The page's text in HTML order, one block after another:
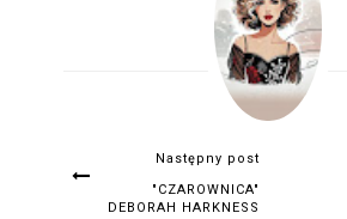
Następny post
"CZAROWNICA"
DEBORAH HARKNESS